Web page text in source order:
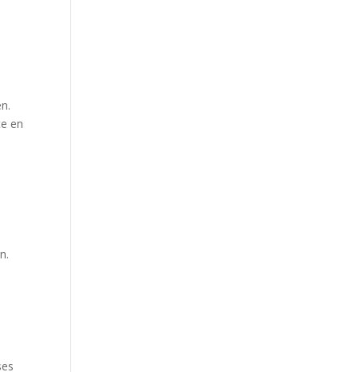
en